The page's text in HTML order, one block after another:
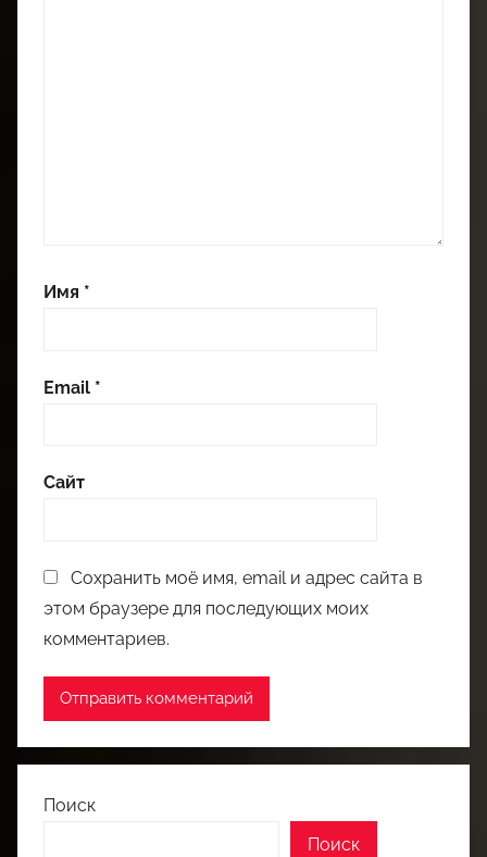
Имя *
Email *
Сайт
Сохранить моё имя, email и адрес сайта в
этом браузере для последующих моих
комментариев.
Поиск
Поиск